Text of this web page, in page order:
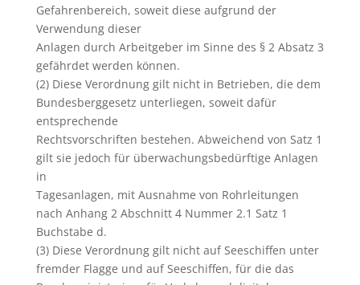
Gefahrenbereich, soweit diese aufgrund der
Verwendung dieser
Anlagen durch Arbeitgeber im Sinne des § 2 Absatz 3
gefährdet werden können.
(2) Diese Verordnung gilt nicht in Betrieben, die dem
Bundesberggesetz unterliegen, soweit dafür
entsprechende
Rechtsvorschriften bestehen. Abweichend von Satz 1
gilt sie jedoch für überwachungsbedürftige Anlagen
in
Tagesanlagen, mit Ausnahme von Rohrleitungen
nach Anhang 2 Abschnitt 4 Nummer 2.1 Satz 1
Buchstabe d.
(3) Diese Verordnung gilt nicht auf Seeschiffen unter
fremder Flagge und auf Seeschiffen, für die das